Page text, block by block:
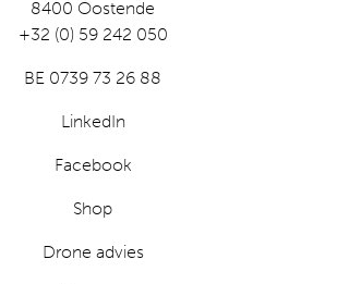
8400 Oostende
+32 (0) 59 242 050
BE 0739 73 26 88
LinkedIn
Facebook
Shop
Drone advies